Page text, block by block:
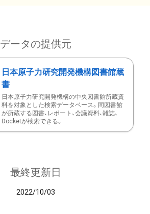
データの提供元
日本原子力研究開発機構図書館蔵
書
日本原子力研究開発機構の中央図書館所蔵資
料を対象とした検索データベース。同図書館
が所蔵する図書、レポート、会議資料、雑誌、
Docketが検索できる。
最終更新日
2022/10/03